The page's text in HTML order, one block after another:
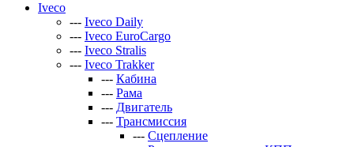
Iveco
--- Iveco Daily
--- Iveco EuroCargo
--- Iveco Stralis
--- Iveco Trakker
--- Кабина
--- Рама
--- Двигатель
--- Трансмиссия
--- Сцепление